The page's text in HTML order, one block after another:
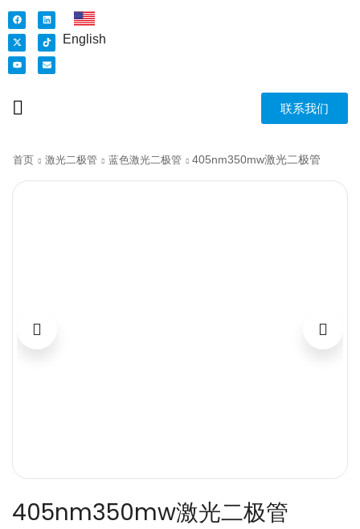
English
联系我们
首页 激光二极管 蓝色激光二极管 405nm350mw激光二极管
405nm350mw激光二极管